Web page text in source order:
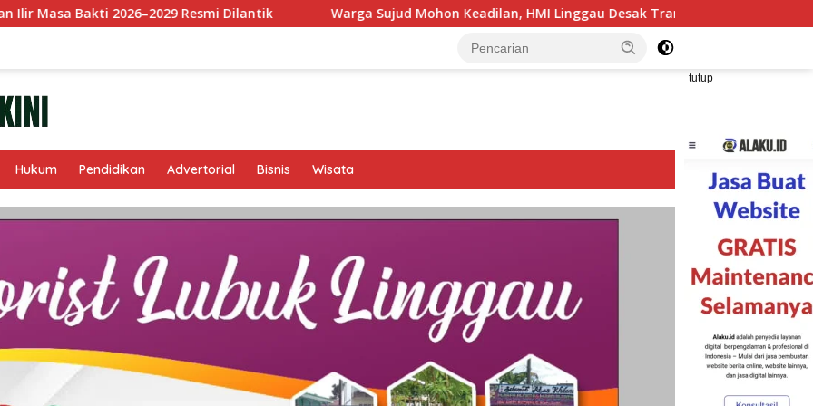
Resmi Dilantik Warga Sujud Mohon Keadilan, HMI Linggau Desak Transparansi Penanganan Perkara
tutup
Hukum Pendidikan Advertorial Bisnis Wisata